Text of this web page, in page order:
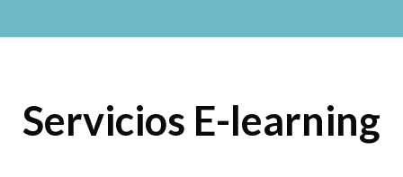
Servicios E-learning